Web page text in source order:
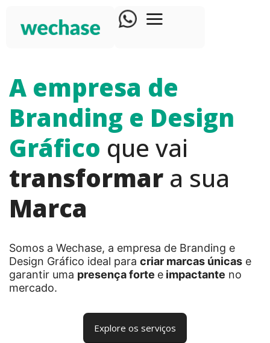
A empresa de
Branding e Design
Gráfico que vai
transformar a sua
Marca
Somos a Wechase, a empresa de Branding e
Design Gráfico ideal para criar marcas únicas e
garantir uma presença forte e impactante no
mercado.
Explore os serviços